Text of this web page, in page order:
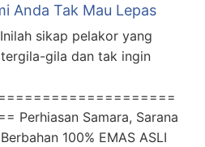
Anda Tak Mau Lepas
sikap pelakor yang
gila dan tak ingin
Perhiasan Samara, Sarana
100% EMAS ASLI